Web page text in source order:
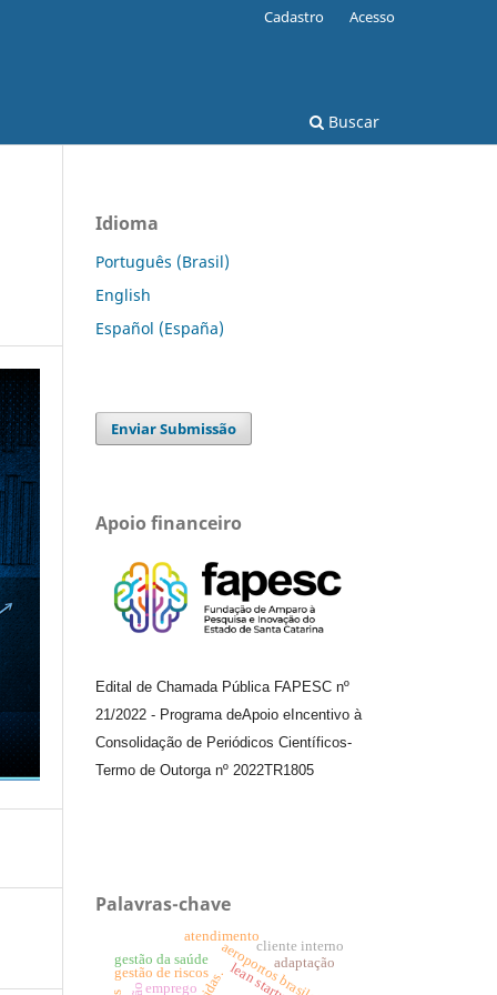
Buscar
Cadastro Acesso
Idioma
Português (Brasil)
English
Español (España)
Enviar Submissão
Apoio financeiro
Edital de Chamada Pública FAPESC nº
21/2022 - Programa deApoio e Incentivo à
Consolidação de Periódicos Científicos-
Termo de Outorga nº 2022TR1805
Palavras-chave
aeroportos brasileiros
gestão de riscos lean startupadaptação
gestão da saúde
atendimento
emprego
cliente interno